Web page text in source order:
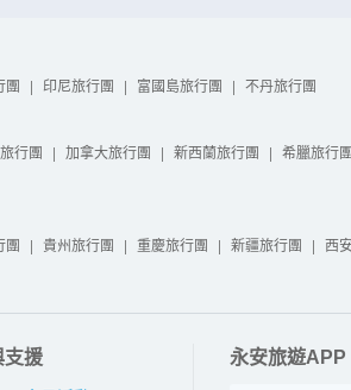
團 | 印尼旅行團 | 富國島旅行團 | 不丹旅行團
行團 | 加拿大旅行團 | 新西蘭旅行團 | 希臘旅行團
團 | 貴州旅行團 | 重慶旅行團 | 新疆旅行團 | 西
支援 永安旅遊APP